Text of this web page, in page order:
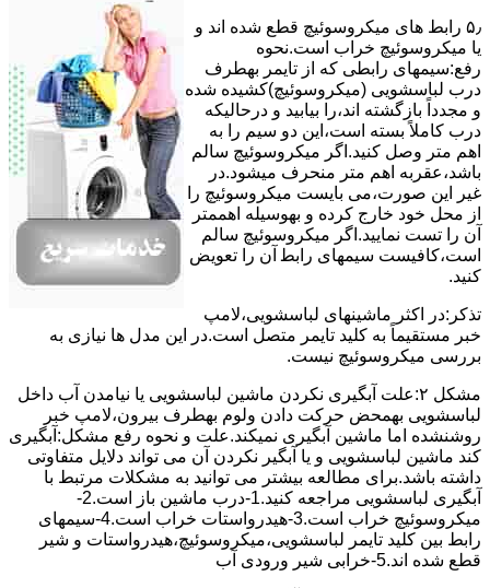
۵٫ رابط های ﻣﯿﮑﺮوﺳﻮﺋﯿﭻ ﻗﻄﻊ شده اند و
ﯾﺎ ﻣﯿﮑﺮوﺳﻮﺋﯿﭻ ﺧﺮاب اﺳﺖ.نحوه
رفع:سیمهای راﺑﻄﯽ ﮐﻪ از ﺗﺎﯾﻤﺮ بهطرف
درب لباسشویی (ﻣﯿﮑﺮوﺳﻮﺋﯿﭻ)کشیده شده
و مجدداً بازگشته اند،را ﺑﯿﺎﺑﯿﺪ و درحالیکه
درب کاملاً ﺑﺴﺘﻪ اﺳﺖ،اﯾﻦ دو ﺳﯿﻢ را ﺑﻪ
اﻫﻢ ﻣﺘﺮ وصل کنید.اﮔﺮ ﻣﯿﮑﺮوﺳﻮﺋﯿﭻ ﺳﺎﻟﻢ
ﺑﺎﺷﺪ،ﻋﻘﺮﺑﻪ اهم متر ﻣﻨﺤﺮف میشود.در
ﻏﯿﺮ اﯾﻦ ﺻﻮرت،می بایست ﻣﯿﮑﺮوﺳﻮﺋﯿﭻ را
از ﻣﺤﻞ خود ﺧﺎرج کرده و بهوسیله اهممتر
آن را ﺗﺴﺖ ﻧﻤﺎﯾﯿﺪ.اﮔﺮ ﻣﯿﮑﺮوﺳﻮﺋﯿﭻ ﺳﺎﻟﻢ
اﺳﺖ،ﮐﺎﻓﯿﺴﺖ سیمهای راﺑﻄ آن را ﺗﻌﻮﯾﺾ
کنید.
ﺗﺬﮐﺮ:در اﮐﺜﺮ ماشینهای لباسشویی،ﻻﻣﭗ
ﺧﺒﺮ مستقیماً ﺑﻪ ﮐﻠﯿﺪ ﺗﺎﯾﻤﺮ ﻣﺘﺼﻞ اﺳﺖ.در اﯾﻦ مدل ها ﻧﯿﺎزی ﺑﻪ
بررسی ﻣﯿﮑﺮوﺳﻮﺋﯿﭻ نیست.
مشکل ۲:علت آبگیری نکردن ماشین لباسشویی یا نیامدن آب داخل
لباسشویی بهمحض ﺣﺮﮐﺖ دادن وﻟﻮم بهطرف ﺑﯿﺮون،ﻻﻣﭗ ﺧﺒﺮ
روشنشده اﻣﺎ ﻣﺎﺷﯿﻦ آﺑﮕﯿﺮی نمیکند.ﻋﻠﺖ و نحوه رﻓﻊ مشکل:آبگیری
کند ماشین لباسشویی و یا آبگیر نکردن آن می تواند دلایل متفاوتی
داشته باشد.برای مطالعه بیشتر می توانید به مشکلات مرتبط با
آبگیری لباسشویی مراجعه کنید.1-درب ﻣﺎﺷﯿﻦ ﺑﺎز اﺳﺖ.2-
ﻣﯿﮑﺮوﺳﻮﺋﯿﭻ ﺧﺮاب اﺳﺖ.3-ﻫﯿﺪرواﺳﺘﺎت ﺧﺮاب اﺳﺖ.4-سیمهای
راﺑﻂ ﺑﯿﻦ ﮐﻠﯿﺪ ﺗﺎﯾﻤﺮ لباسشویی،ﻣﯿﮑﺮوﺳﻮﺋﯿﭻ،ﻫﯿﺪرواﺳﺘﺎت و ﺷﯿﺮ
ﻗﻄﻊ ﺷﺪه اند.5-خرابی شیر ورودی آب